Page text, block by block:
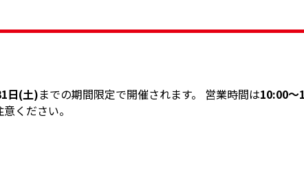
日(土)までの期間限定で開催されます。 営業時間は10:00～
ください。